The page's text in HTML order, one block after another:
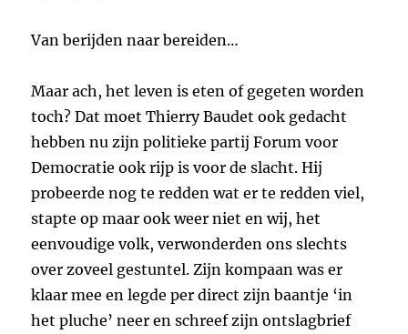
Van berijden naar bereiden…
Maar ach, het leven is eten of gegeten worden
toch? Dat moet Thierry Baudet ook gedacht
hebben nu zijn politieke partij Forum voor
Democratie ook rijp is voor de slacht. Hij
probeerde nog te redden wat er te redden viel,
stapte op maar ook weer niet en wij, het
eenvoudige volk, verwonderden ons slechts
over zoveel gestuntel. Zijn kompaan was er
klaar mee en legde per direct zijn baantje ‘in
het pluche’ neer en schreef zijn ontslagbrief